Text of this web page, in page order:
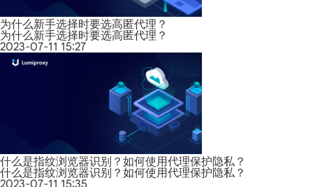
为什么新手选择时要选高匿代理？
为什么新手选择时要选高匿代理？
2023-07-11 15:27
什么是指纹浏览器识别？如何使用代理保护隐私？
什么是指纹浏览器识别？如何使用代理保护隐私？
2023-07-11 15:35